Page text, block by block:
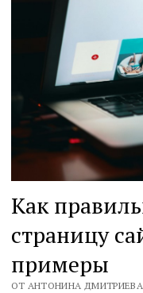
Как
страницу
примеры
ОТ АНТОНИНА ДМИТРИЕВА